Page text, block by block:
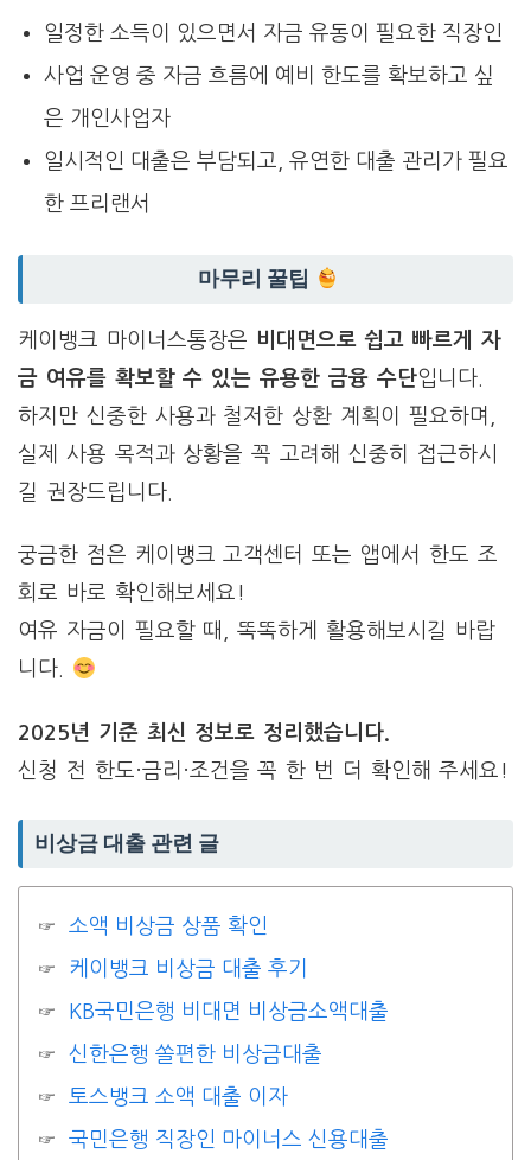
일정한 소득이 있으면서 자금 유동이 필요한 직장인
사업 운영 중 자금 흐름에 예비 한도를 확보하고 싶
은 개인사업자
일시적인 대출은 부담되고, 유연한 대출 관리가 필요
한 프리랜서
마무리 꿀팁
케이뱅크 마이너스통장은 비대면으로 쉽고 빠르게 자
금 여유를 확보할 수 있는 유용한 금융 수단입니다.
하지만 신중한 사용과 철저한 상환 계획이 필요하며,
실제 사용 목적과 상황을 꼭 고려해 신중히 접근하시
길 권장드립니다.
궁금한 점은 케이뱅크 고객센터 또는 앱에서 한도 조
회로 바로 확인해보세요!
여유 자금이 필요할 때, 똑똑하게 활용해보시길 바랍
니다.
2025년 기준 최신 정보로 정리했습니다.
신청 전 한도·금리·조건을 꼭 한 번 더 확인해 주세요!
비상금 대출 관련 글
소액 비상금 상품 확인
케이뱅크 비상금 대출 후기
KB국민은행 비대면 비상금소액대출
신한은행 쏠편한 비상금대출
토스뱅크 소액 대출 이자
국민은행 직장인 마이너스 신용대출